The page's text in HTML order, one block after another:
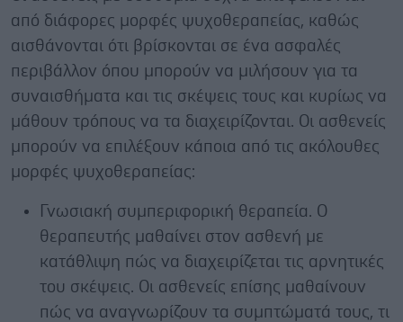
από διάφορες μορφές ψυχοθεραπείας, καθώς
αισθάνονται ότι βρίσκονται σε ένα ασφαλές
περιβάλλον όπου μπορούν να μιλήσουν για τα
συναισθήματα και τις σκέψεις τους και κυρίως να
μάθουν τρόπους να τα διαχειρίζονται. Οι ασθενείς
μπορούν να επιλέξουν κάποια από τις ακόλουθες
μορφές ψυχοθεραπείας:
Γνωσιακή συμπεριφορική θεραπεία. Ο
θεραπευτής μαθαίνει στον ασθενή με
κατάθλιψη πώς να διαχειρίζεται τις αρνητικές
του σκέψεις. Οι ασθενείς επίσης μαθαίνουν
πώς να αναγνωρίζουν τα συμπτώματά τους, τι